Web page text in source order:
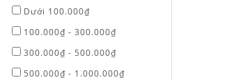
Dưới 100.000₫
100.000₫ - 300.000₫
300.000₫ - 500.000₫
500.000₫ - 1.000.000₫